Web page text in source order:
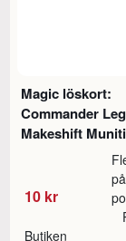
Magic löskort:
Commander
Makeshift
10 kr
på
Butiken